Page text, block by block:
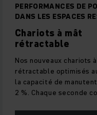
DE POINTE
RESTREINTS
à mât
augmentent
jusqu'à
compte !